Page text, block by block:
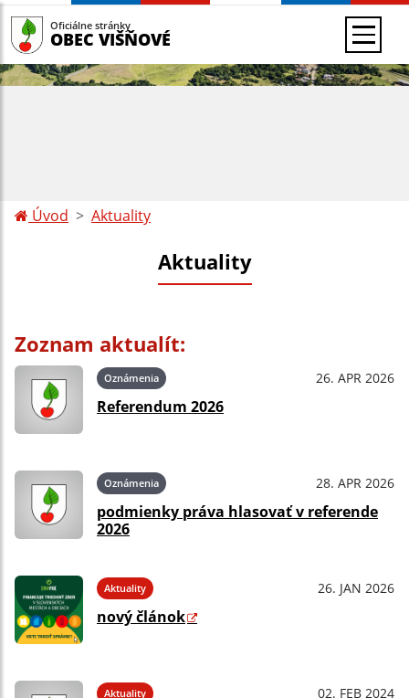
Oficiálne stránky
OBEC VIŠŇOVÉ
Úvod Aktuality
Aktuality
Zoznam aktualít:
Oznámenia 26. APR 2026
Referendum 2026
Oznámenia 28. APR 2026
podmienky práva hlasovať v referende
2026
Aktuality 26. JAN 2026
nový článok
Aktuality 02. FEB 2024